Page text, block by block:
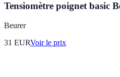
Tensiomètre poignet basic
Beurer
31 EURVoir le prix